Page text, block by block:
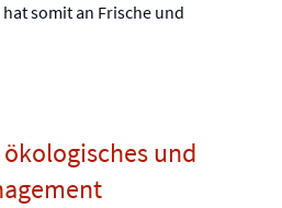
somit an Frische und
und